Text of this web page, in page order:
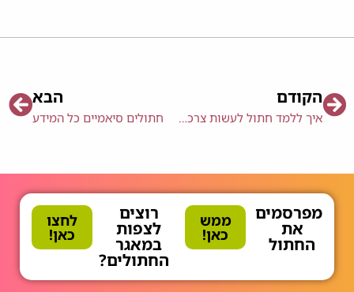
הקודם
איך ללמד חתול לעשות צרכים בארגז?
הבא
חתולים סיאמיים כל המידע
מפרסמים
את
החתול
ממש
כאן!
רוצים
לצפות
במאגר
החתולים?
לחצו
כאן!